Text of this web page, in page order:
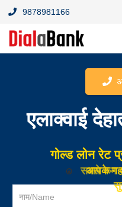
9878981166
एलाक्वाई
गोल्ड लोन रेट
⍟सबसे कम